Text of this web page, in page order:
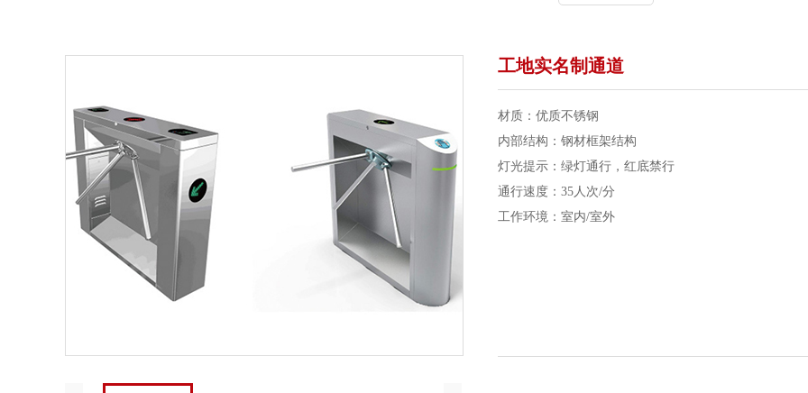
工地实名制通道
材质：优质不锈钢
内部结构：钢材框架结构
灯光提示：绿灯通行，红底禁行
通行速度：35人次/分
工作环境：室内/室外